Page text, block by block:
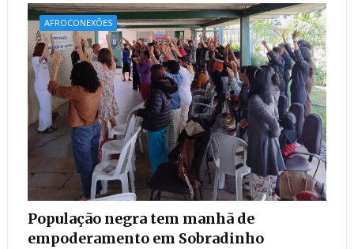
AFROCONEXÕES
População negra tem manhã de
empoderamento em Sobradinho